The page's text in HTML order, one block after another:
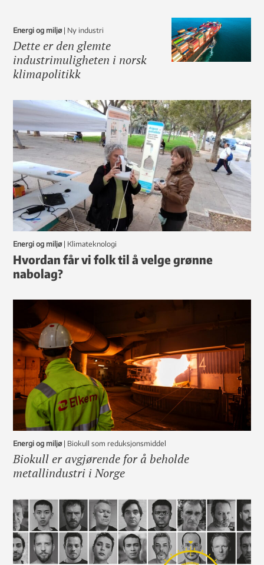
Energi og miljø | ny industri
Dette er den glemte
industrimuligheten i norsk
klimapolitikk
Energi og miljø | klimateknologi
Hvordan får vi folk til å velge grønne
nabolag?
Energi og miljø | Biokull som reduksjonsmiddel
Biokull er avgjørende for å beholde
metallindustri i Norge